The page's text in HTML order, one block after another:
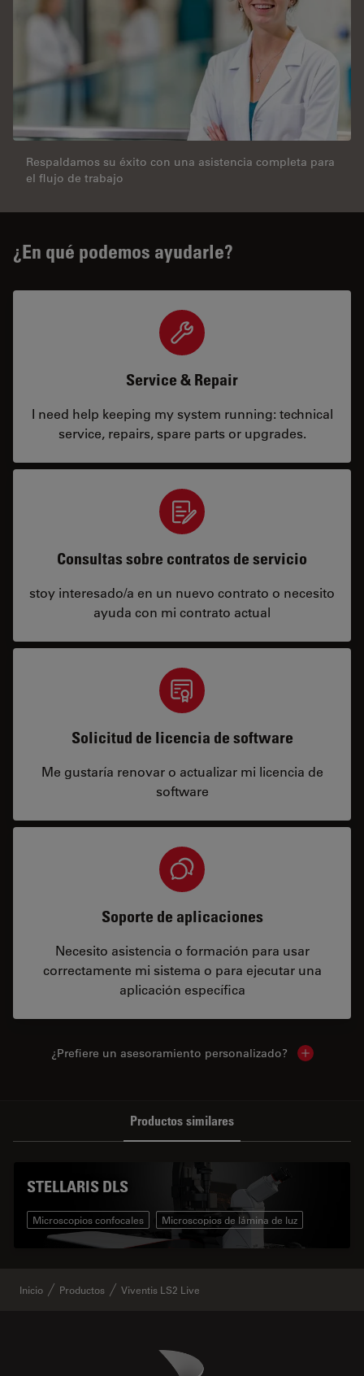
Respaldamos su éxito con una asistencia completa para
el flujo de trabajo
¿En qué podemos ayudarle?
Service & Repair
I need help keeping my system running: technical
service, repairs, spare parts or upgrades.
Consultas sobre contratos de servicio
stoy interesado/a en un nuevo contrato o necesito
ayuda con mi contrato actual
Solicitud de licencia de software
Me gustaría renovar o actualizar mi licencia de
software
Soporte de aplicaciones
Necesito asistencia o formación para usar
correctamente mi sistema o para ejecutar una
aplicación específica
¿Prefiere un asesoramiento personalizado? Show local
Productos similares
STELLARIS DLS
Microscopios confocales Microscopios de lámina de luz
Inicio Productos Viventis LS2 Live
Danaher Logo